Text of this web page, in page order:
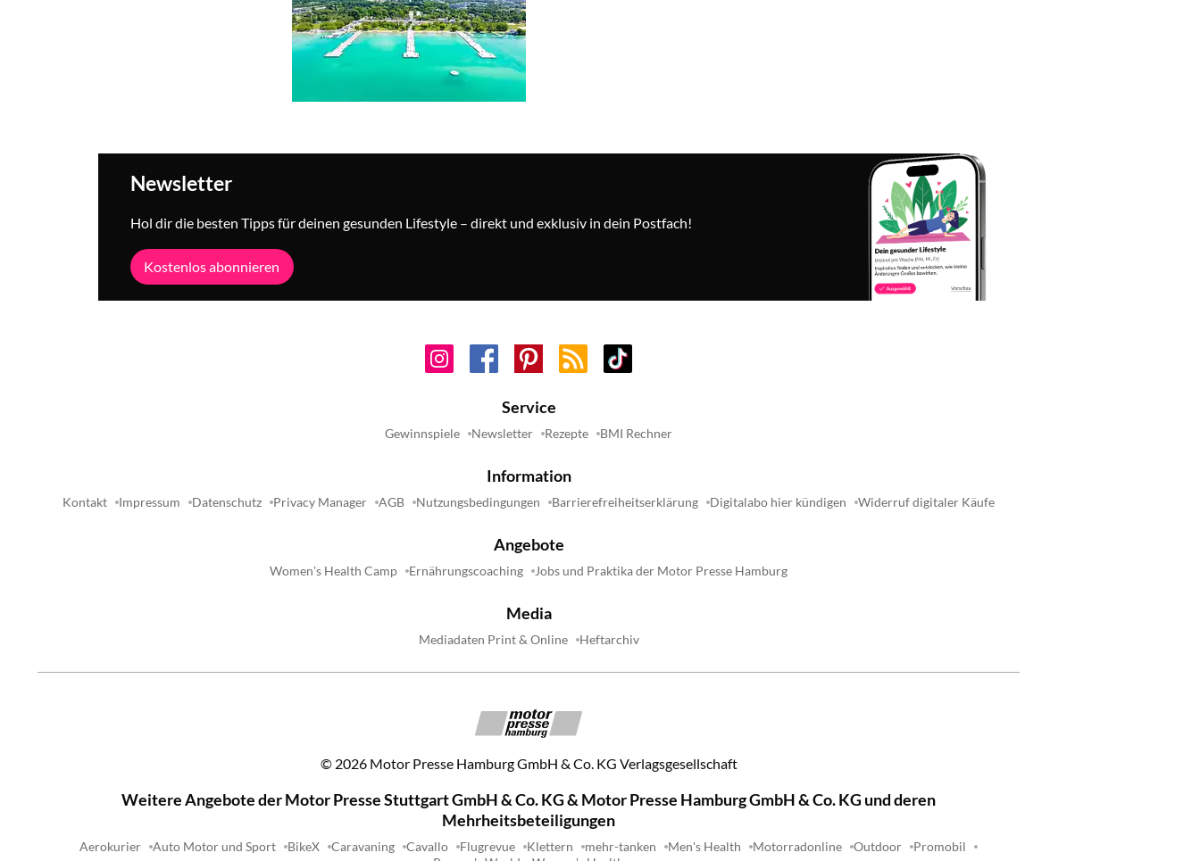
Newsletter
Hol dir die besten Tipps für deinen gesunden Lifestyle – direkt und exklusiv in dein Postfach!
Kostenlos abonnieren
Service
Gewinnspiele Newsletter Rezepte BMI Rechner
Information
Kontakt Impressum Datenschutz Privacy Manager AGB Nutzungsbedingungen Barrierefreiheitserklärung Digitalabo hier kündigen Widerruf digitaler Käufe
Angebote
Women's Health Camp Ernährungscoaching Jobs und Praktika der Motor Presse Hamburg
Media
Mediadaten Print & Online Heftarchiv
© 2026 Motor Presse Hamburg GmbH & Co. KG Verlagsgesellschaft
Weitere Angebote der Motor Presse Stuttgart GmbH & Co. KG & Motor Presse Hamburg GmbH & Co. KG und deren
Mehrheitsbeteiligungen
Aerokurier Auto Motor und Sport BikeX Caravaning Cavallo Flugrevue Klettern mehr-tanken Men's Health Motorradonline Outdoor
Promobil